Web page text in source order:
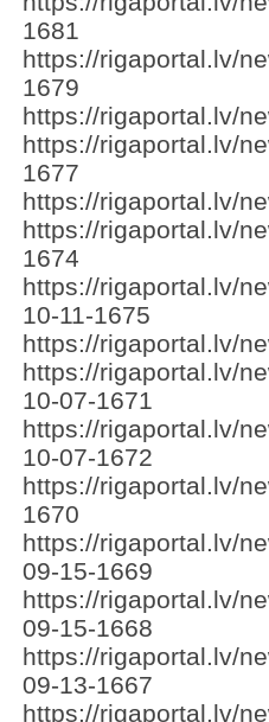
1681
https://rigaportal.lv/
1679
https://rigaportal.lv/
https://rigaportal.lv/
1677
https://rigaportal.lv/
https://rigaportal.lv/
1674
https://rigaportal.lv/
10-11-1675
https://rigaportal.lv/
https://rigaportal.lv/
10-07-1671
https://rigaportal.lv/
10-07-1672
https://rigaportal.lv/
1670
https://rigaportal.lv/
09-15-1669
https://rigaportal.lv/
09-15-1668
https://rigaportal.lv/
09-13-1667
https://rigaportal.lv/